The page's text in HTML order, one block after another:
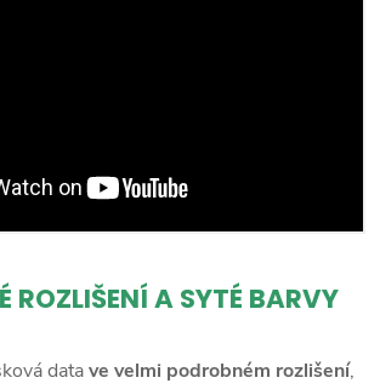
ROZLIŠENÍ A SYTÉ BARVY
datave velmi podrobném rozlišení,